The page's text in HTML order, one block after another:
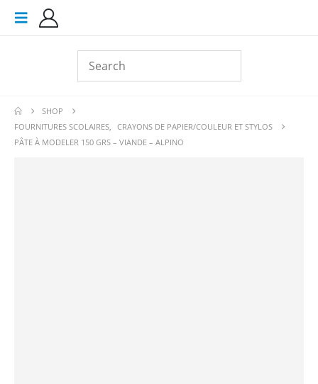
SHOP
FOURNITURES SCOLAIRES, CRAYONS DE PAPIER/COULEUR ET STYLOS
PÂTE À MODELER 150 GRS – VIANDE – ALPINO